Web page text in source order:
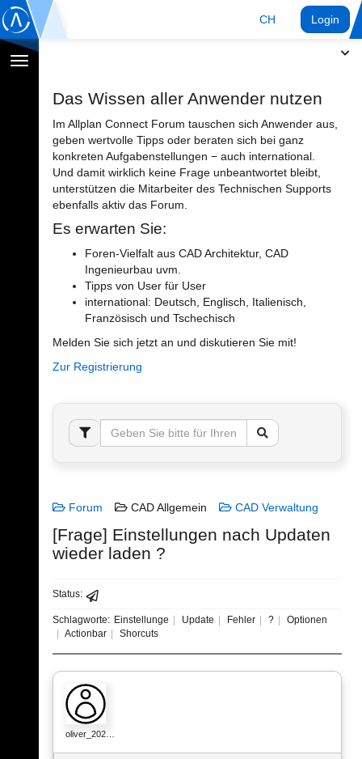
CH Login
Navigation
Das Wissen aller Anwender nutzen
Im Allplan Connect Forum tauschen sich Anwender aus,
geben wertvolle Tipps oder beraten sich bei ganz
konkreten Aufgabenstellungen − auch international.
Und damit wirklich keine Frage unbeantwortet bleibt,
unterstützen die Mitarbeiter des Technischen Supports
ebenfalls aktiv das Forum.
Es erwarten Sie:
Foren-Vielfalt aus CAD Architektur, CAD
Ingenieurbau uvm.
Tipps von User für User
international: Deutsch, Englisch, Italienisch,
Französisch und Tschechisch
Melden Sie sich jetzt an und diskutieren Sie mit!
Zur Registrierung
Forum CAD Allgemein CAD Verwaltung
[Frage] Einstellungen nach Updaten
wieder laden ?
Status:
Schlagworte: Einstellunge Update Fehler ?
Optionen
Actionbar
Shorcuts
oliver_202…